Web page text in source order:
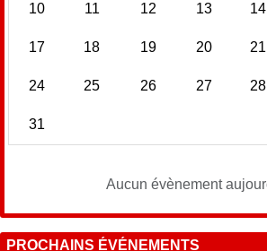
10 11 12 13 14
17 18 19 20 21
24 25 26 27 28
31
Aucun évènement
PROCHAINS ÉVÉNEMENTS